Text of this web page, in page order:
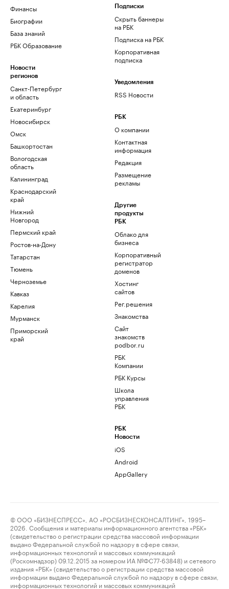
Финансы
Биографии
База знаний
РБК Образование
Новости
регионов
Санкт-Петербург
и область
Екатеринбург
Новосибирск
Омск
Башкортостан
Вологодская
область
Калининград
Краснодарский
край
Нижний
Новгород
Пермский край
Ростов-на-Дону
Татарстан
Тюмень
Черноземье
Кавказ
Карелия
Мурманск
Приморский
край
Подписки
Скрыть баннеры
на РБК
Подписка на РБК
Корпоративная
подписка
Уведомления
RSS Новости
РБК
О компании
Контактная
информация
Редакция
Размещение
рекламы
Другие
продукты
РБК
Облако для
бизнеса
Корпоративный
регистратор
доменов
Хостинг
сайтов
Рег.решения
Знакомства
Сайт
знакомств
podbor.ru
РБК
Компании
РБК Курсы
Школа
управления
РБК
РБК
Новости
iOS
Android
AppGallery
© ООО «БИЗНЕСПРЕСС», АО «РОСБИЗНЕСКОНСАЛТИНГ», 1995–
2026. Сообщения и материалы информационного агентства «РБК»
(свидетельство о регистрации средства массовой информации
выдано Федеральной службой по надзору в сфере связи,
информационных технологий и массовых коммуникаций
(Роскомнадзор) 09.12.2015 за номером ИА №ФС77-63848) и сетевого
издания «РБК» (свидетельство о регистрации средства массовой
информации выдано Федеральной службой по надзору в сфере связи,
информационных технологий и массовых коммуникаций